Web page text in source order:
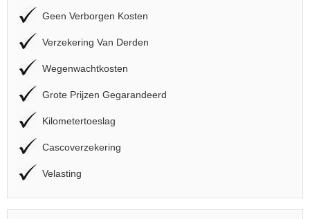
Geen Verborgen Kosten
Verzekering Van Derden
Wegenwachtkosten
Grote Prijzen Gegarandeerd
Kilometertoeslag
Cascoverzekering
Velasting